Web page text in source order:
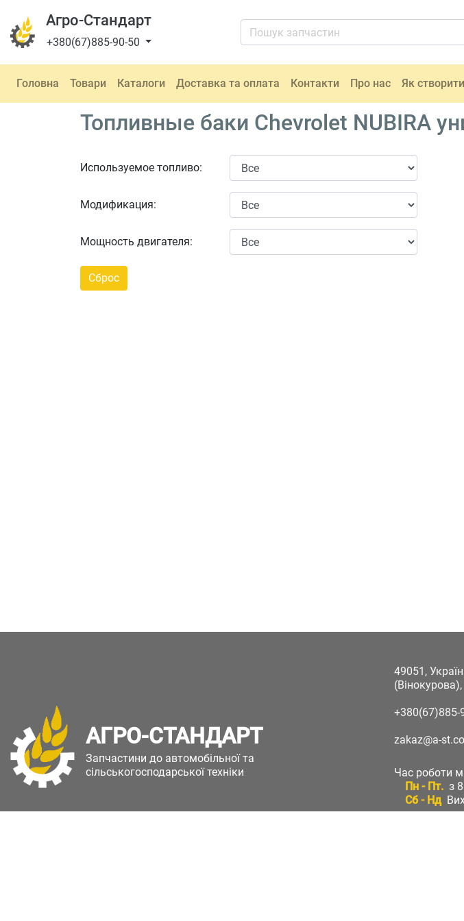
Агро-Стандарт
+380(67)885-90-50
Головна Товари Каталоги Доставка та оплата Контакти Про нас Як
Топливные баки Chevrolet NUBIRA
Используемое топливо:
Модификация:
Мощность двигателя:
АГРО-СТАНДАРТ
Запчастини до автомобільної та
сільськогосподарської техніки
49051,
(Вінокурова),
+380(67)885-
zakaz@a-
Час роботи
Пн - Пт. з
Сб - Нд